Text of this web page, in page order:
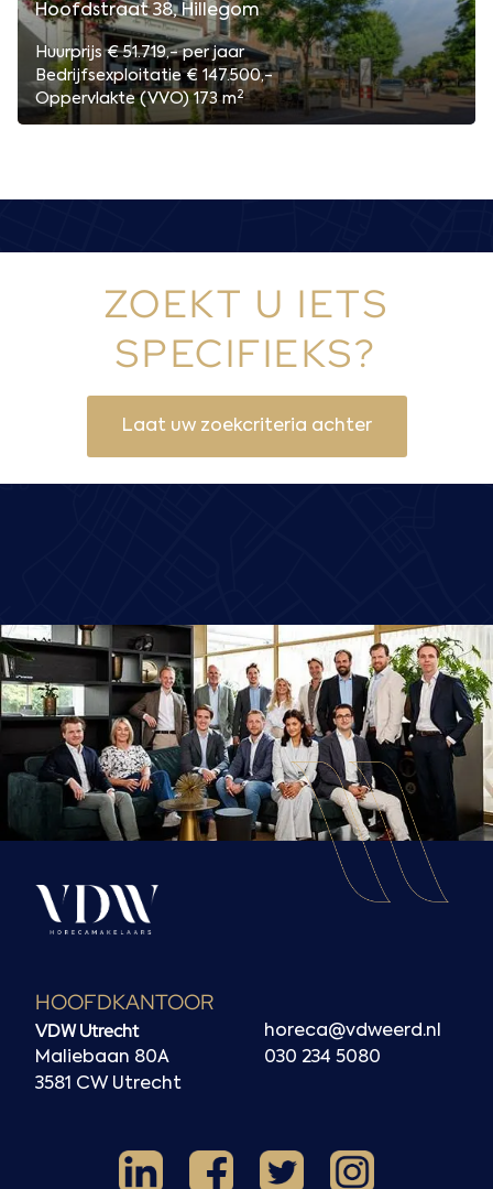
Hoofdstraat 38, Hillegom
Huurprijs € 51.719,- per jaar
Bedrijfsexploitatie € 147.500,-
Oppervlakte (VVO) 173 m2
ZOEKT U IETS
SPECIFIEKS?
Laat uw zoekcriteria achter
HOOFDKANTOOR
VDW Utrecht
Maliebaan 80A
3581 CW Utrecht
horeca@vdweerd.nl
030 234 5080
LinkedInFacebook
X Instagram